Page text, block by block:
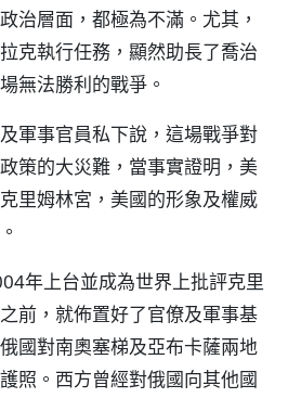
治層面，都極為不滿。尤其，
克執行任務，顯然助長了喬治
無法勝利的戰爭。
軍事官員私下說，這場戰爭對
策的大災難，當事實證明，美
里姆林宮，美國的形象及權威
年上台並成為世界上批評克里
前，就佈置好了官僚及軍事基
國對南奧塞梯及亞布卡薩兩地
照。西方曾經對俄國向其他國